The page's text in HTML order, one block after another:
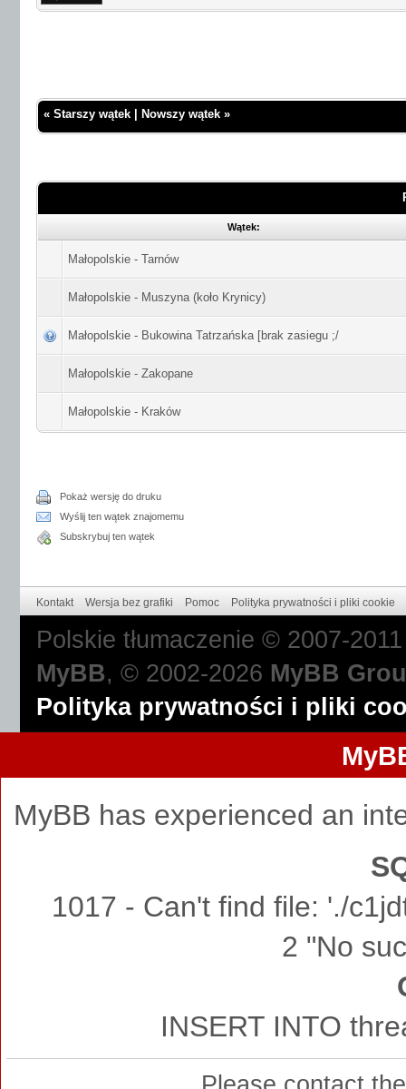
« Starszy wątek Nowszy wątek »
Wątek:
Małopolskie - Tarnów
Małopolskie - Muszyna (koło Krynicy)
Małopolskie - Bukowina Tatrzańska [brak zasiegu ;/
Małopolskie - Zakopane
Małopolskie - Kraków
Pokaż wersję do druku
Wyślij ten wątek znajomemu
Subskrybuj ten wątek
Kontakt Wersja bez grafiki Pomoc Polityka prywatności i pliki cookie
Polskie tłumaczenie © 2007-
MyBB, © 2002-2026 MyBB
Polityka prywatności i pliki
MyBB has experienced an
1017 - Can't find file: './
2 "No
INSERT INTO